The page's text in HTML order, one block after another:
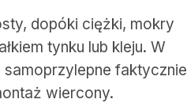
dopóki ciężki, mokry
tynku lub kleju. W
faktycznie
wiercony.